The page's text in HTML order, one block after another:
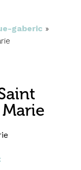
gaberic »